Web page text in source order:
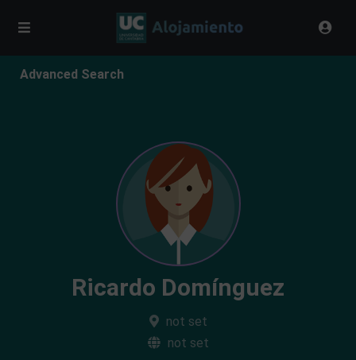
Advanced Search
Ricardo Domínguez
not set
not set